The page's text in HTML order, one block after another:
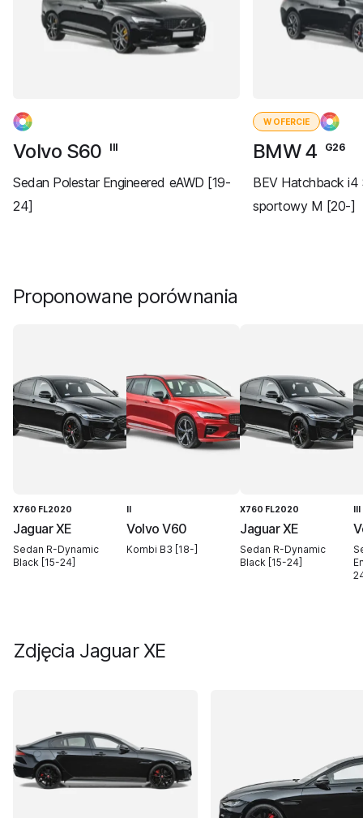
Volvo S60 III
Sedan Polestar Engineered eAWD [19-
24]
W OFERCIE
BMW 4 G26
BEV Hatchback i4
sportowy M [20-]
Proponowane porównania
X760 FL2020
Jaguar XE
Sedan R-Dynamic
Black [15-24]
II
Volvo V60
Kombi B3 [18-]
X760 FL2020
Jaguar XE
Sedan R-Dynamic
Black [15-24]
III
Zdjęcia Jaguar XE